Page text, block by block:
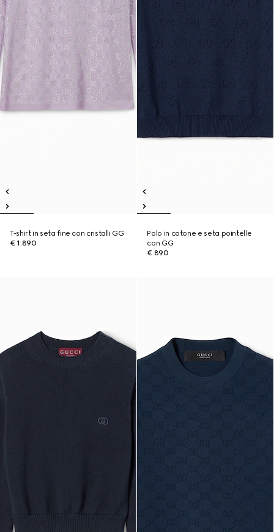
T-shirt in seta fine con cristalli GG
€ 1.890
Polo in cotone e seta pointelle
con GG
€ 890